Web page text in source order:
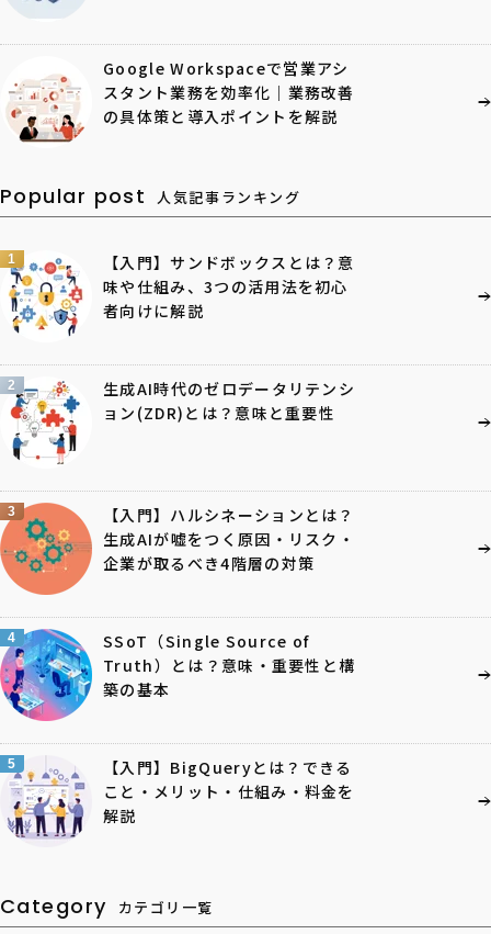
Google Workspaceで営業アシ
スタント業務を効率化｜業務改善
の具体策と導入ポイントを解説
Popular post 人気記事ランキング
1
【入門】サンドボックスとは？意
味や仕組み、3つの活用法を初心
者向けに解説
2
生成AI時代のゼロデータリテンシ
ョン(ZDR)とは？意味と重要性
3
【入門】ハルシネーションとは？
生成AIが嘘をつく原因・リスク・
企業が取るべき4階層の対策
4
SSoT（Single Source of
Truth）とは？意味・重要性と構
築の基本
5
【入門】BigQueryとは？できる
こと・メリット・仕組み・料金を
解説
Category カテゴリ一覧